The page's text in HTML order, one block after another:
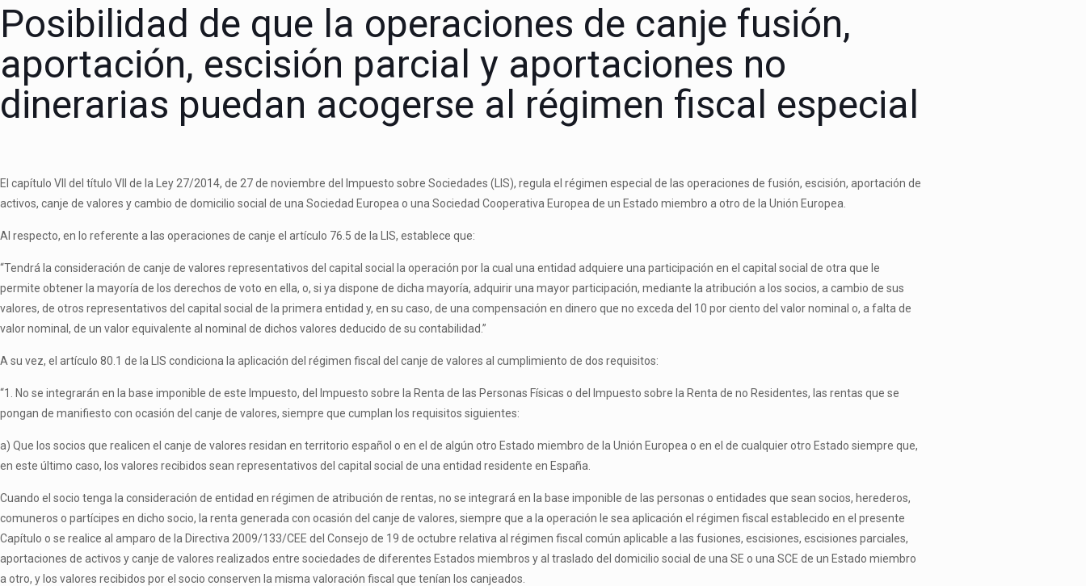
Posibilidad de que la operaciones de canje fusión,
aportación, escisión parcial y aportaciones no
dinerarias puedan acogerse al régimen fiscal especial
El capítulo VII del título VII de la Ley 27/2014, de 27 de noviembre del Impuesto sobre Sociedades (LIS), regula el régimen especial de las operaciones de fusión, escisión, aportación de
activos, canje de valores y cambio de domicilio social de una Sociedad Europea o una Sociedad Cooperativa Europea de un Estado miembro a otro de la Unión Europea.
Al respecto, en lo referente a las operaciones de canje el artículo 76.5 de la LIS, establece que:
“Tendrá la consideración de canje de valores representativos del capital social la operación por la cual una entidad adquiere una participación en el capital social de otra que le
permite obtener la mayoría de los derechos de voto en ella, o, si ya dispone de dicha mayoría, adquirir una mayor participación, mediante la atribución a los socios, a cambio de sus
valores, de otros representativos del capital social de la primera entidad y, en su caso, de una compensación en dinero que no exceda del 10 por ciento del valor nominal o, a falta de
valor nominal, de un valor equivalente al nominal de dichos valores deducido de su contabilidad.”
A su vez, el artículo 80.1 de la LIS condiciona la aplicación del régimen fiscal del canje de valores al cumplimiento de dos requisitos:
“1. No se integrarán en la base imponible de este Impuesto, del Impuesto sobre la Renta de las Personas Físicas o del Impuesto sobre la Renta de no Residentes, las rentas que se
pongan de manifiesto con ocasión del canje de valores, siempre que cumplan los requisitos siguientes:
a) Que los socios que realicen el canje de valores residan en territorio español o en el de algún otro Estado miembro de la Unión Europea o en el de cualquier otro Estado siempre que,
en este último caso, los valores recibidos sean representativos del capital social de una entidad residente en España.
Cuando el socio tenga la consideración de entidad en régimen de atribución de rentas, no se integrará en la base imponible de las personas o entidades que sean socios, herederos,
comuneros o partícipes en dicho socio, la renta generada con ocasión del canje de valores, siempre que a la operación le sea aplicación el régimen fiscal establecido en el presente
Capítulo o se realice al amparo de la Directiva 2009/133/CEE del Consejo de 19 de octubre relativa al régimen fiscal común aplicable a las fusiones, escisiones, escisiones parciales,
aportaciones de activos y canje de valores realizados entre sociedades de diferentes Estados miembros y al traslado del domicilio social de una SE o una SCE de un Estado miembro
a otro, y los valores recibidos por el socio conserven la misma valoración fiscal que tenían los canjeados.